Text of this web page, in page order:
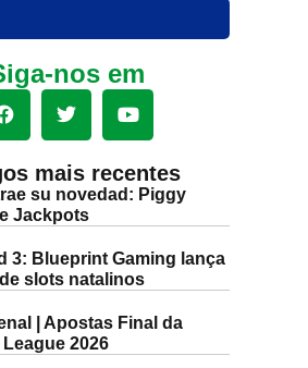
nos em
mais recentes
su novedad: Piggy
Jackpots
3: Blueprint Gaming lança
slots natalinos
| Apostas Final da
2026